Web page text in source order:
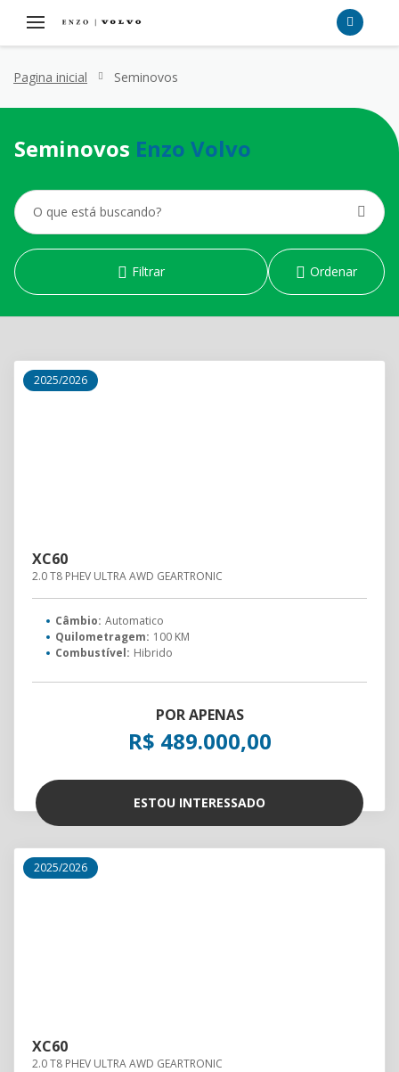
Pagina inicial Seminovos
Seminovos Enzo Volvo
Filtrar Ordenar
2025/2026
XC60
2.0 T8 PHEV ULTRA AWD GEARTRONIC
Câmbio: Automatico
Quilometragem: 100 KM
Combustível: Hibrido
POR APENAS
R$ 489.000,00
ESTOU INTERESSADO
2025/2026
XC60
2.0 T8 PHEV ULTRA AWD GEARTRONIC